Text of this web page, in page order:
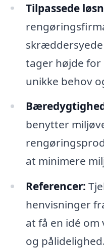
Tilpassede
tager højde for
unikke behov
benytter
at minimere
Referencer:
henvisninger
at få en idé
og pålidelighed.